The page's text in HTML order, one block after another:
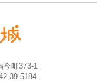
今町373-1
39-5184